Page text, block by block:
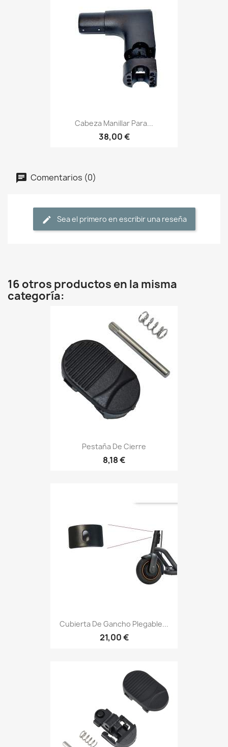
Cabeza Manillar Para...
38,00 €
Comentarios (0)
Sea el primero en escribir una reseña
16 otros productos en la misma
categoría:
Pestaña De Cierre
8,18 €
Cubierta De Gancho Plegable...
21,00 €